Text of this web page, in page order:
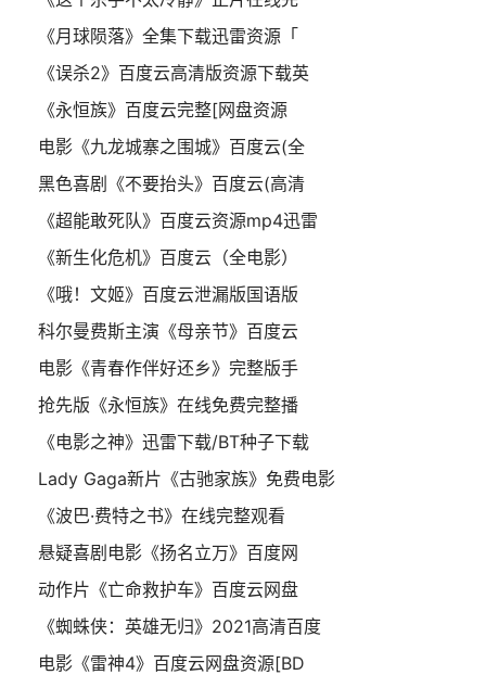
《月球陨落》全集下载迅雷资源「
《误杀2》百度云高清版资源下载英
《永恒族》百度云完整[网盘资源
电影《九龙城寨之围城》百度云(全
黑色喜剧《不要抬头》百度云(高清
《超能敢死队》百度云资源mp4迅雷
《新生化危机》百度云（全电影）
《哦！文姬》百度云泄漏版国语版
科尔曼费斯主演《母亲节》百度云
电影《青春作伴好还乡》完整版手
抢先版《永恒族》在线免费完整播
《电影之神》迅雷下载/BT种子下载
Lady Gaga新片《古驰家族》免费电影
《波巴·费特之书》在线完整观看
悬疑喜剧电影《扬名立万》百度网
动作片《亡命救护车》百度云网盘
《蜘蛛侠：英雄无归》2021高清百度
电影《雷神4》百度云网盘资源[BD